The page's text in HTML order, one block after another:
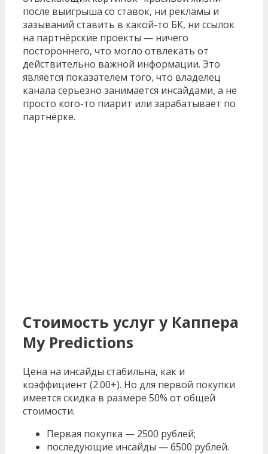
после выигрыша со ставок, ни рекламы и
зазываний ставить в какой-то БК, ни ссылок
на партнёрские проекты — ничего
постороннего, что могло отвлекать от
действительно важной информации. Это
является показателем того, что владелец
канала серьезно занимается инсайдами, а не
просто кого-то пиарит или зарабатывает по
партнёрке.
Стоимость услуг у Каппера
My Predictions
Цена на инсайды стабильна, как и
коэффициент (2.00+). Но для первой покупки
имеется скидка в размере 50% от общей
стоимости.
Первая покупка — 2500 рублей;
последующие инсайды — 6500 рублей.